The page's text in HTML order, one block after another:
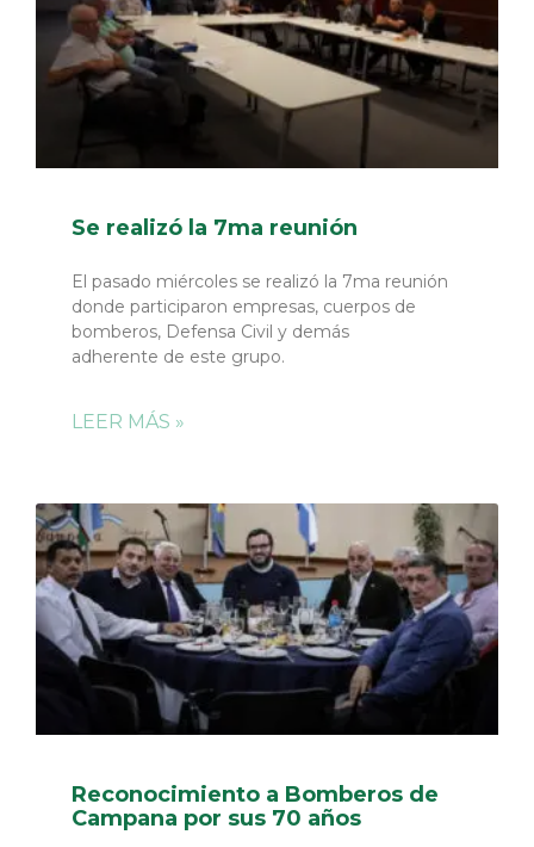
Se realizó la 7ma reunión
El pasado miércoles se realizó la 7ma reunión
donde participaron empresas, cuerpos de
bomberos, Defensa Civil y demás
adherente de este grupo.
LEER MÁS »
Reconocimiento a Bomberos de
Campana por sus 70 años